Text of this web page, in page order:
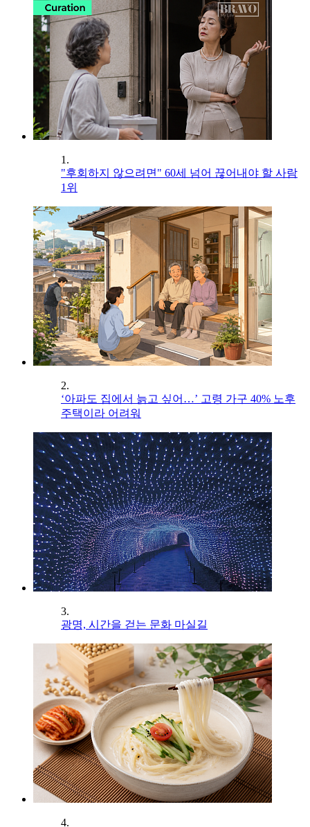
1.
"후회하지 않으려면" 60세 넘어 끊어내야 할 사람
1위
2.
‘아파도 집에서 늙고 싶어…’ 고령 가구 40% 노후
주택이라 어려워
3.
광명, 시간을 걷는 문화 마실길
4.